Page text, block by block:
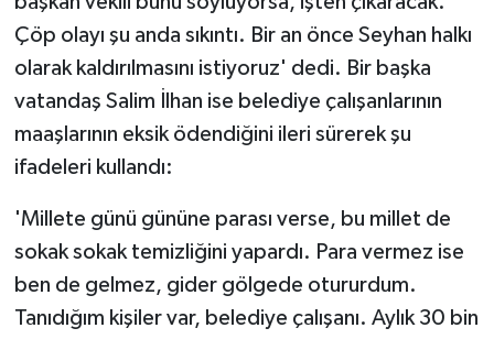
Çöp olayı şu anda sıkıntı. Bir an önce Seyhan halkı
olarak kaldırılmasını istiyoruz' dedi. Bir başka
vatandaş Salim İlhan ise belediye çalışanlarının
maaşlarının eksik ödendiğini ileri sürerek şu
ifadeleri kullandı:
'Millete günü gününe parası verse, bu millet de
sokak sokak temizliğini yapardı. Para vermez ise
ben de gelmez, gider gölgede otururdum.
Tanıdığım kişiler var, belediye çalışanı. Aylık 30 bin